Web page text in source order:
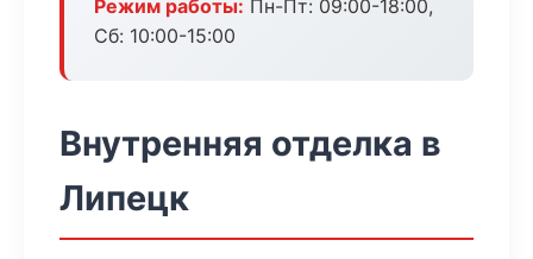
Режим работы: Пн-Пт: 09:00-18:00,
Сб: 10:00-15:00
Внутренняя отделка в
Липецк